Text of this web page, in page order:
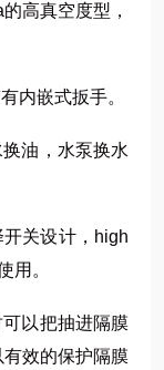
高真空度型，
内嵌式扳手。
油，水泵换水
关设计，high
用。
以把抽进隔膜
效的保护隔膜